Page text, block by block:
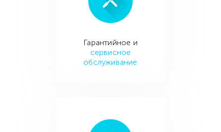
Гарантийное и
сервисное
обслуживание